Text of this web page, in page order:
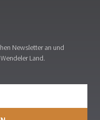
Newsletter an und
Land.